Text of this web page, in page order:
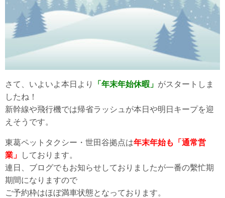
さて、いよいよ本日より 「年末年始休暇」 がスタートしま
したね！
新幹線や飛行機では帰省ラッシュが本日や明日キープを迎
えそうです。
東葛ペットタクシー・世田谷拠点は年末年始も「通常営
業」
しております。
連日、ブログでもお知らせしておりましたが一番の繫忙期
期間になりますので
ご予約枠はほぼ満車状態となっております。